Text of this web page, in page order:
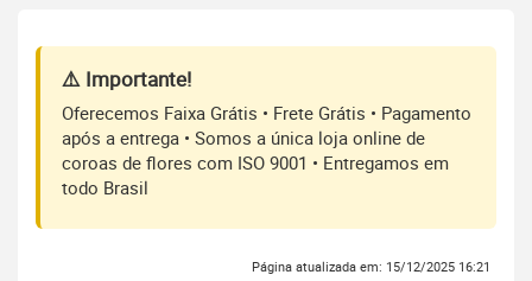
⚠️ Importante!
Oferecemos Faixa Grátis • Frete Grátis • Pagamento
após a entrega • Somos a única loja online de
coroas de flores com ISO 9001 • Entregamos em
todo Brasil
Página atualizada em: 15/12/2025 16:21